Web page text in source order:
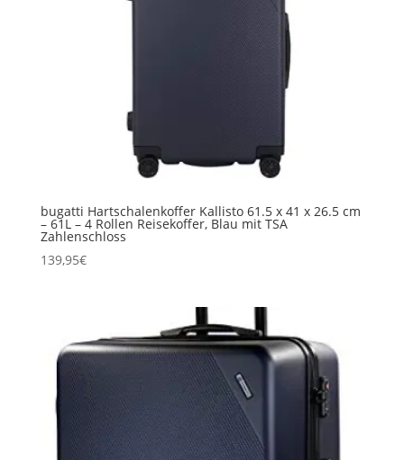
bugatti Hartschalenkoffer Kallisto 61.5 x 41 x 26.5 cm
– 61L – 4 Rollen Reisekoffer, Blau mit TSA
Zahlenschloss
139,95€